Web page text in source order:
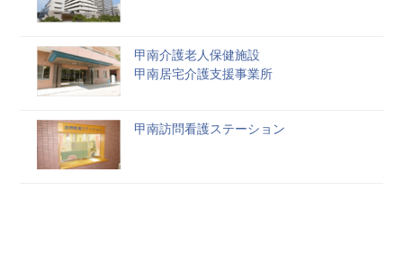
甲南介護老人保健施設
甲南居宅介護支援事業所
甲南訪問看護ステーション